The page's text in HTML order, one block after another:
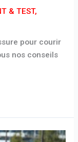
& TEST,
pour courir
nos conseils